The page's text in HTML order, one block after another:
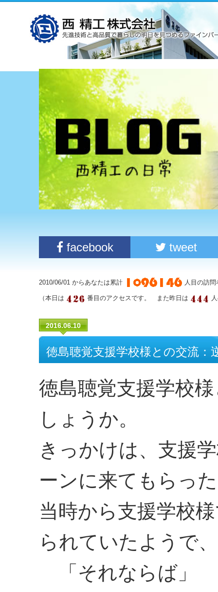
facebook tweet
2010/06/01 からあなたは累計 人目の訪
（本日は 番目のアクセスです。 また昨日は
2016.06.10
徳島聴覚支援学校様との交流：
徳島聴覚支援学校
しょうか。
きっかけは、支援
ーンに来てもらっ
当時から支援学校
られていたようで、
「それならば」